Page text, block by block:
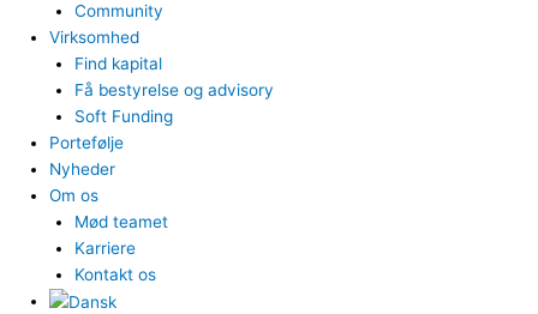
Community
Virksomhed
Find kapital
Få bestyrelse og advisory
Soft Funding
Portefølje
Nyheder
Om os
Mød teamet
Karriere
Kontakt os